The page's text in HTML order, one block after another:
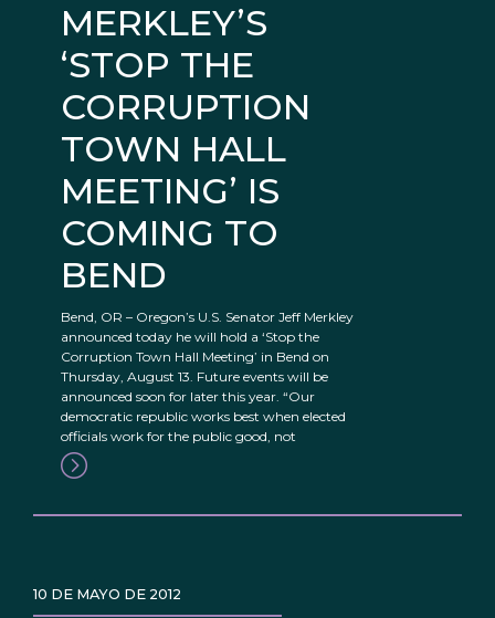
MERKLEY’S
‘STOP THE
CORRUPTION
TOWN HALL
MEETING’ IS
COMING TO
BEND
Bend, OR – Oregon’s U.S. Senator Jeff Merkley
announced today he will hold a ‘Stop the
Corruption Town Hall Meeting’ in Bend on
Thursday, August 13. Future events will be
announced soon for later this year. “Our
democratic republic works best when elected
officials work for the public good, not
10 DE MAYO DE 2012